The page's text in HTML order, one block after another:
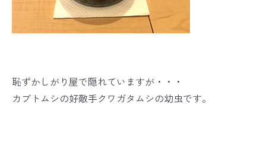
恥ずかしがり屋で隠れていますが・・・
カブトムシの好敵手クワガタムシの幼虫です。